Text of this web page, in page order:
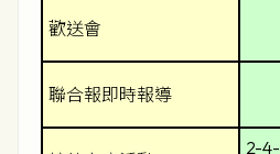
歡送會
聯合報即時報導
2-4-